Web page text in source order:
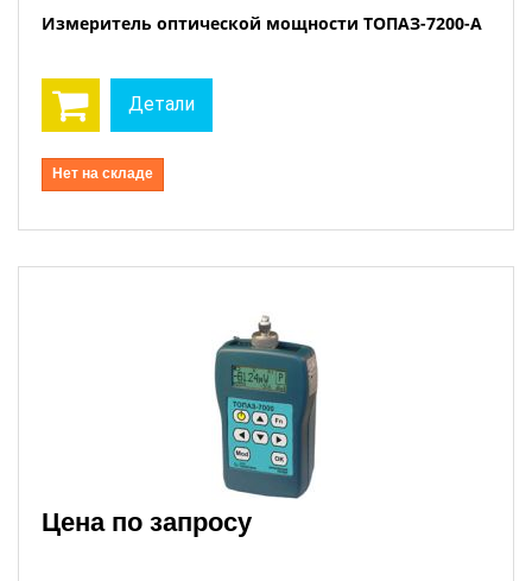
Измеритель оптической мощности ТОПАЗ-7200-A
Детали
Нет на складе
Цена по запросу